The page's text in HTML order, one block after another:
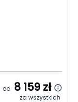
od 8 159zł
za wszystkich